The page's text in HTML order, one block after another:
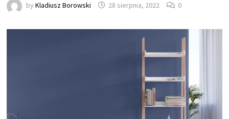
byKladiusz Borowski 28 sierpnia, 2022 0